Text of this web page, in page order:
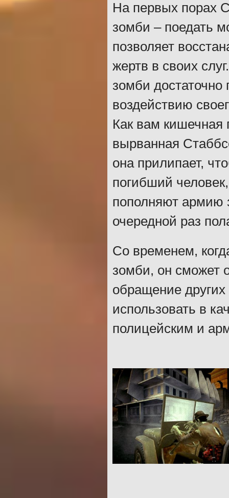
На первых порах
зомби – поедать
позволяет
жертв в своих
зомби достаточно
воздействию
Как вам кишечная
вырванная
она прилипает,
погибший
пополняют армию
очередной раз
Со временем,
зомби, он сможет
обращение
использовать в
полицейским и